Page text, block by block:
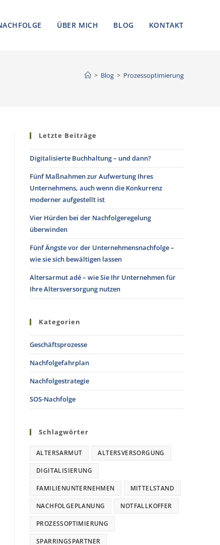
ÜBER MICH BLOG KONTAKT
> Blog > Prozessoptimierung
Letzte Beiträge
Digitalisierte Buchhaltung – und dann?
Fünf Maßnahmen zur Aufwertung Ihres
Unternehmens, auch wenn die Konkurrenz
moderner aufgestellt ist
Vier Hürden bei der Nachfolgeregelung
überwinden
Fünf Ängste vor der Unternehmensnachfolge –
wie sie sich bewältigen lassen
Altersarmut adé – wie Sie Ihr Unternehmen für
Ihre Altersversorgung nutzen
Kategorien
Geschäftsprozesse
Nachfolgefahrplan
Nachfolgestrategie
SOS-Nachfolge
Schlagwörter
ALTERSARMUT ALTERSVERSORGUNG
DIGITALISIERUNG
FAMILIENUNTERNEHMEN MITTELSTAND
NACHFOLGEPLANUNG NOTFALLKOFFER
PROZESSOPTIMIERUNG
SPARRINGSPARTNER